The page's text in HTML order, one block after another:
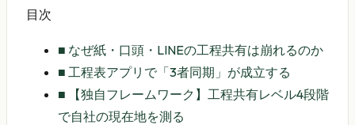
目次
■ なぜ紙・口頭・LINEの工程共有は崩れるのか
■ 工程表アプリで「3者同期」が成立する
■
【独自フレームワーク】工程共有レベル4段階
で自社の現在地を測る